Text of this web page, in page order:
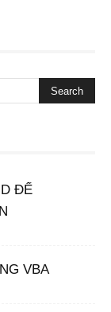
ĐỂ
VBA